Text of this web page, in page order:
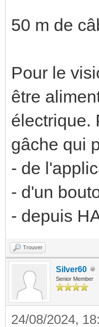
50 m de
Pour le
être
électrique.
gâche qui
- de
- d'un
- depuis
Trouver
Silver60
Senior Member
24/08/2024,